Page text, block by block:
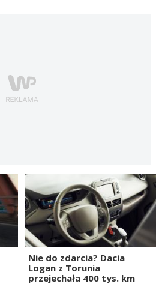
Nie do zdarcia? Dacia
Logan z Torunia
przejechała 400 tys. km